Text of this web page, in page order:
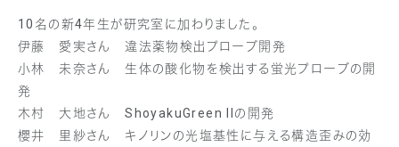
10名の新4年生が研究室に加わりました。
伊藤 愛実さん 違法薬物検出プローブ開発
小林 未奈さん 生体の酸化物を検出する蛍光プローブの開
発
木村 大地さん ShoyakuGreen IIの開発
櫻井 里紗さん キノリンの光塩基性に与える構造歪みの効